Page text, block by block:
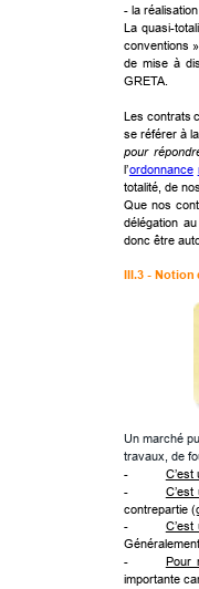
- la
La quasi-
conventions
de mise à
GRETA.
Les contrats
se référer à la
pour
l’ordonnance
totalité, de
Que nos
délégation au
donc être
III.3 - Notion
Un marché
travaux, de
-
-
C’est
contrepartie
-
C’est
-
Pour
importante